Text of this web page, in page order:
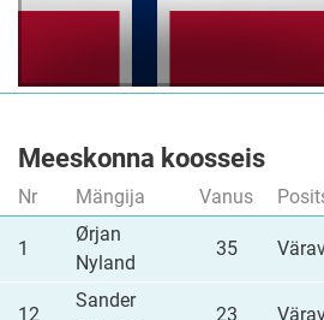
Meeskonna koosseis
Nr Mängija Vanus
1
Ørjan
Nyland
35
12
Sander
23